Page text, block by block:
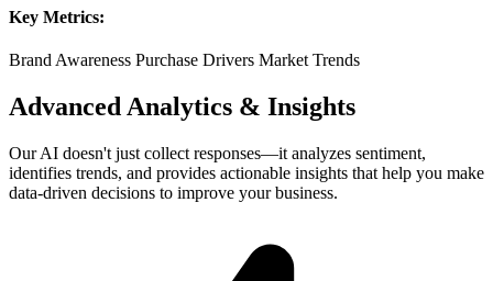
Key Metrics:
Brand Awareness Purchase Drivers Market Trends
Advanced Analytics & Insights
Our AI doesn't just collect responses—it analyzes sentiment,
identifies trends, and provides actionable insights that help you make
data-driven decisions to improve your business.